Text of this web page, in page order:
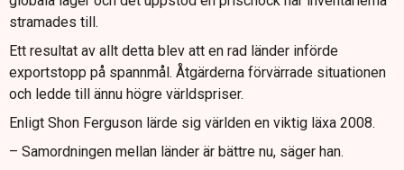
stramades till.
Ett resultat av allt detta blev att en rad länder införde
exportstopp på spannmål. Åtgärderna förvärrade situationen
och ledde till ännu högre världspriser.
Enligt Shon Ferguson lärde sig världen en viktig läxa 2008.
– Samordningen mellan länder är bättre nu, säger han.